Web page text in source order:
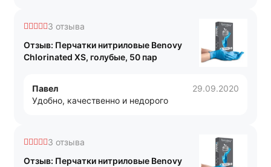
3 отзыва
Отзыв: Перчатки нитриловые Benovy
Chlorinated XS, голубые, 50 пар
Павел
29.09.2020
Удобно, качественно и недорого
3 отзыва
Отзыв: Перчатки нитриловые Benovy